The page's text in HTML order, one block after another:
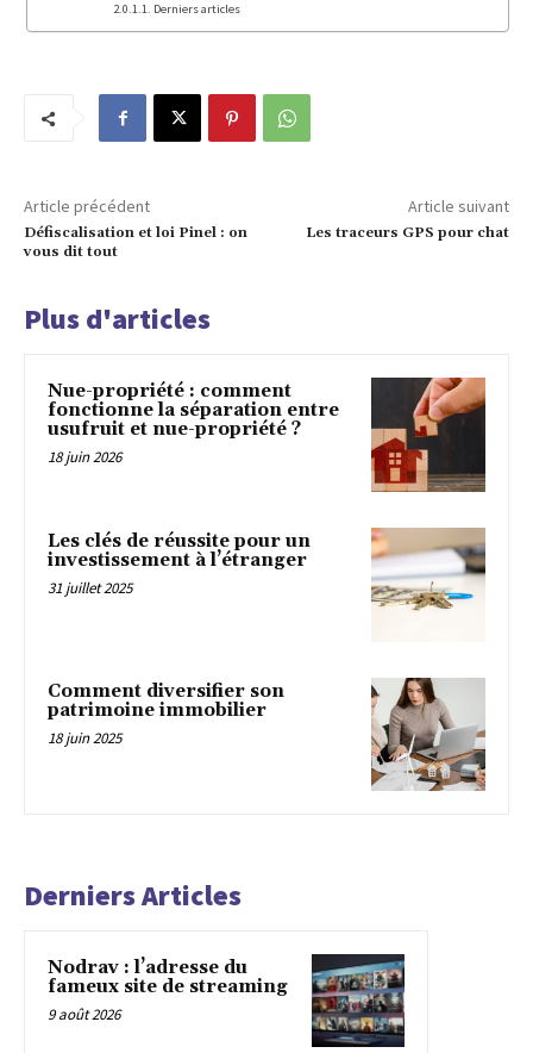
Derniers articles
Article précédent
Défiscalisation et loi Pinel : on
vous dit tout
Article suivant
Les traceurs GPS pour chat
Plus d'articles
Nue-propriété : comment
fonctionne la séparation entre
usufruit et nue-propriété ?
18 juin 2026
Les clés de réussite pour un
investissement à l’étranger
31 juillet 2025
Comment diversifier son
patrimoine immobilier
18 juin 2025
Derniers Articles
Nodrav : l’adresse du
fameux site de streaming
9 août 2026